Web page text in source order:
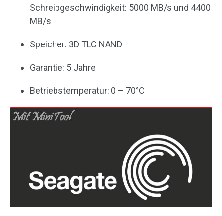
Schreibgeschwindigkeit: 5000 MB/s und 4400
MB/s
Speicher: 3D TLC NAND
Garantie: 5 Jahre
Betriebstemperatur: 0 – 70°C